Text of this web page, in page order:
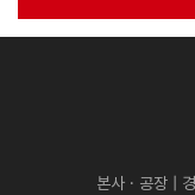
본사 · 공장 |